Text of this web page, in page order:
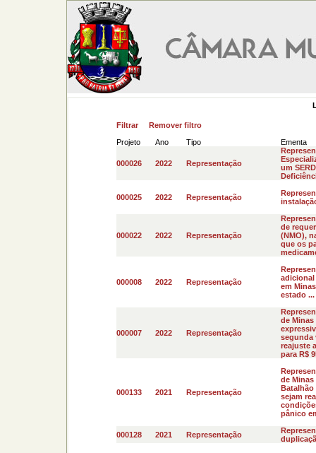
Filtrar
Remover filtro
Projeto
Ano Tipo Ementa
000026 2022 Representação
um
000025 2022 Representação
000022 2022 Representação
de
(NMO),
que os
000008 2022 Representação
adicional
em
estado ...
000007 2022 Representação
de Minas
segunda
reajuste
para R$
000133 2021 Representação
de Minas
Batalhão
sejam
pânico
000128 2021 Representação